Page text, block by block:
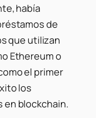
había
de
que utilizan
Ethereum o
el primer
los
​​en blockchain.